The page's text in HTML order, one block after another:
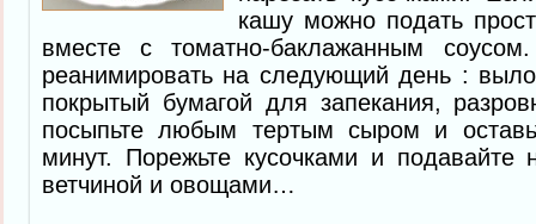
кашу можно подать
вместе с томатно-баклажанным
реанимировать на следующий день :
покрытый бумагой для запекания,
посыпьте любым тертым сыром и
минут. Порежьте кусочками и подавайте
ветчиной и овощами…